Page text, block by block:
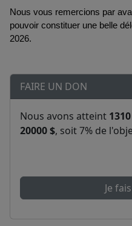
Nous vous remercions par
pouvoir constituer une belle
2026.
FAIRE UN DON
Nous avons atteint
20000 $, soit 7% de
Je